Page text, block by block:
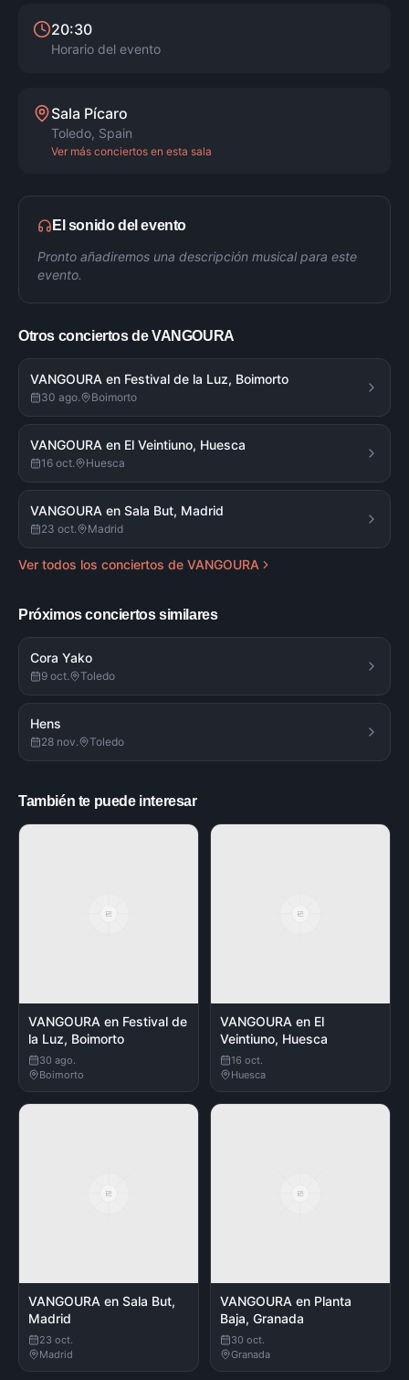
20:30
Horario del evento
Sala Pícaro
Toledo, Spain
Ver más conciertos en esta sala
El sonido del evento
Pronto añadiremos una descripción musical para este
evento.
Otros conciertos deVANGOURA
VANGOURA en Festival de la Luz, Boimorto
30 ago. Boimorto
VANGOURA en El Veintiuno, Huesca
16 oct. Huesca
VANGOURA en Sala But, Madrid
23 oct. Madrid
Ver todos los conciertos de VANGOURA
Próximos conciertos similares
Cora Yako
9 oct. Toledo
Hens
28 nov. Toledo
También te puede interesar
VANGOURA en Festival de
la Luz, Boimorto
30 ago.
Boimorto
VANGOURA en El
Veintiuno, Huesca
16 oct.
Huesca
VANGOURA en Sala But,
Madrid
23 oct.
Madrid
VANGOURA en Planta
Baja, Granada
30 oct.
Granada